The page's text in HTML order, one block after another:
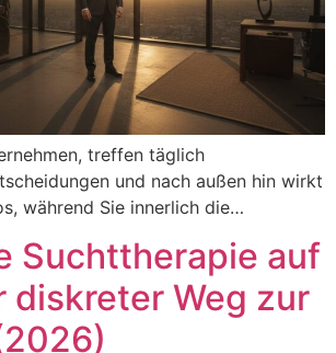
treffen täglich
und nach außen hin wirkt
während Sie innerlich die…
Suchttherapie auf
diskreter Weg zur